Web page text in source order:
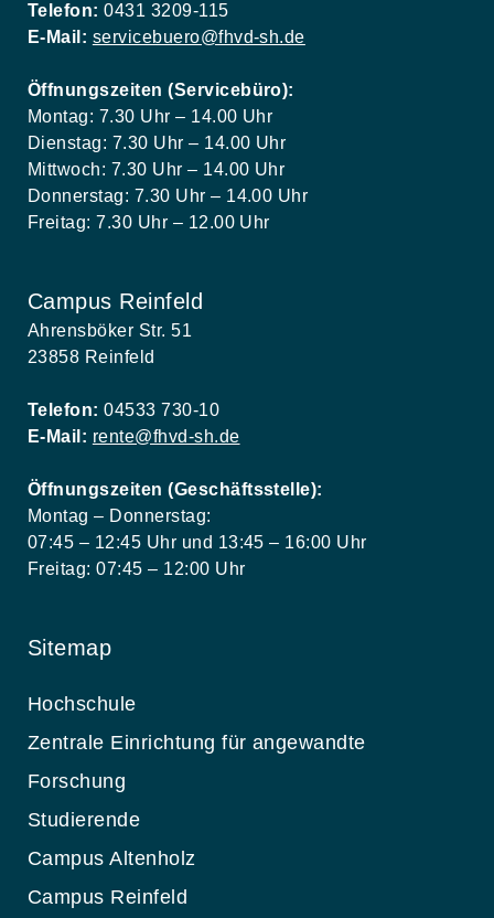
Telefon: 0431 3209-115
E-Mail: servicebuero@fhvd-sh.de
Öffnungszeiten (Servicebüro):
Montag: 7.30 Uhr – 14.00 Uhr
Dienstag: 7.30 Uhr – 14.00 Uhr
Mittwoch: 7.30 Uhr – 14.00 Uhr
Donnerstag: 7.30 Uhr – 14.00 Uhr
Freitag: 7.30 Uhr – 12.00 Uhr
Campus Reinfeld
Ahrensböker Str. 51
23858 Reinfeld
Telefon: 04533 730-10
E-Mail: rente@fhvd-sh.de
Öffnungszeiten (Geschäftsstelle):
Montag – Donnerstag:
07:45 – 12:45 Uhr und 13:45 – 16:00 Uhr
Freitag: 07:45 – 12:00 Uhr
Sitemap
Hochschule
Zentrale Einrichtung für angewandte
Forschung
Studierende
Campus Altenholz
Campus Reinfeld